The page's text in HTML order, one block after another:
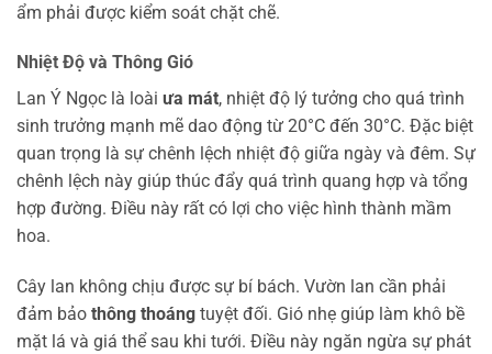
ẩm phải được kiểm soát chặt chẽ.
Nhiệt Độ và Thông Gió
Lan Ý Ngọc là loài ưa mát, nhiệt độ lý tưởng cho quá trình
sinh trưởng mạnh mẽ dao động từ 20°C đến 30°C. Đặc biệt
quan trọng là sự chênh lệch nhiệt độ giữa ngày và đêm. Sự
chênh lệch này giúp thúc đẩy quá trình quang hợp và tổng
hợp đường. Điều này rất có lợi cho việc hình thành mầm
hoa.
Cây lan không chịu được sự bí bách. Vườn lan cần phải
đảm bảo thông thoáng tuyệt đối. Gió nhẹ giúp làm khô bề
mặt lá và giá thể sau khi tưới. Điều này ngăn ngừa sự phát